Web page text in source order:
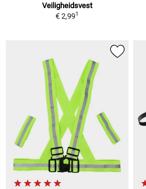
Veiligheidsvest
€ 2,991